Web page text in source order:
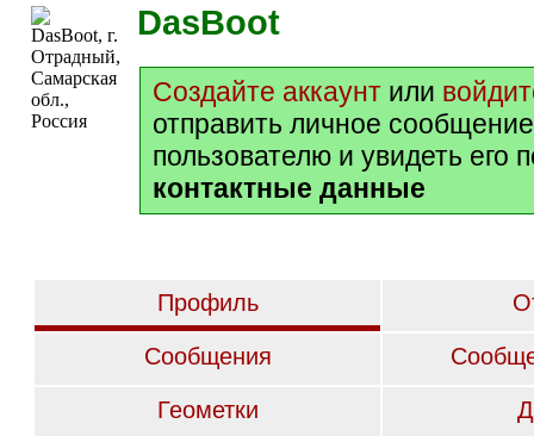
DasBoot
Создайте аккаунт или
отправить личное
пользователю и увидеть его
контактные данные
Профиль
Сообщения
Геометки